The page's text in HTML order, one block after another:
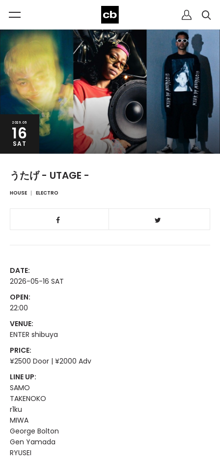
2026.05
16
SAT
うたげ - UTAGE -
HOUSE ELECTRO
DATE:
2026-05-16 SAT
OPEN:
22:00
VENUE:
ENTER shibuya
PRICE:
¥2500 Door | ¥2000 Adv
LINE UP:
SAMO
TAKENOKO
r1ku
MIWA
George Bolton
Gen Yamada
RYUSEI